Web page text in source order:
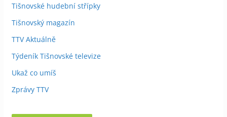
Tišnovské hudební střípky
Tišnovský magazín
TTV Aktuálně
Týdeník Tišnovské televize
Ukaž co umíš
Zprávy TTV